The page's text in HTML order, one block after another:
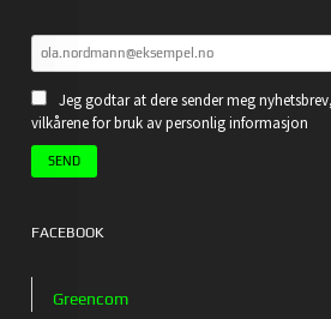
Jeg godtar at dere sender meg
vilkårene for bruk av personlig informasjon
FACEBOOK
Greencom